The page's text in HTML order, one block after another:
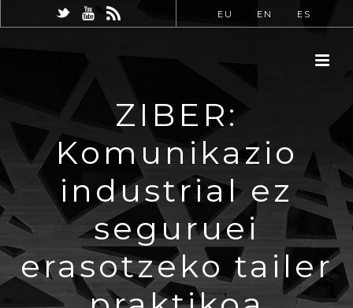
EU EN ES
ZIBER:
Komunikazio
industrial ez
seguruei
erasotzeko tailer